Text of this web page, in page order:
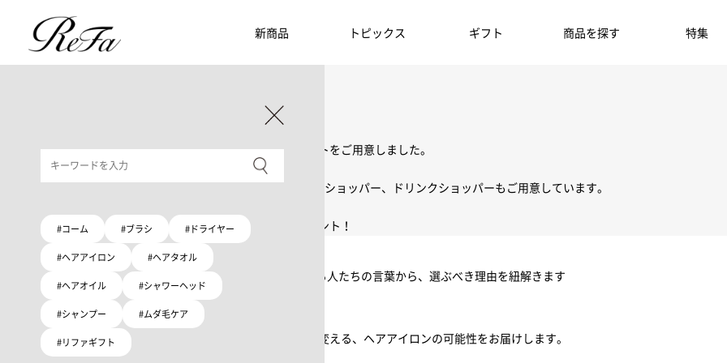
新商品 トピックス ギフト 商品を探す 特集
ReFa商品をご紹介します。プレゼント選びの参考に。
限定ラッピングバック・ショッパーまたはギフトスリーブセットをご用意しました。
大切な人への贈り物にリファオリジナルショッパー
リファロゴが入った、白色のショッパーを6サイズ、ピンク色のショッパー、ドリンクショッパーもご用意しています。
期間限定で対象商品のご購入でオリジナルショッパーをプレゼント！
Because ReFa | 上質な美しさを、妥協しない人へ
高機能ドライヤー Xモデルに宿る美学。上質な美しさを追求する人たちの言葉から、選ぶべき理由を紐解きます
いい髪めざす、大人たちへ。
髪がきれいって嬉しい。「でもヘアケアは大変」という概念を変える、ヘアアイロンの可能性をお届けします。
#コーム #ブラシ #ドライヤー
#ヘアアイロン #ヘアタオル
#ヘアオイル #シャワーヘッド
#シャンプー #ムダ毛ケア
#リファギフト